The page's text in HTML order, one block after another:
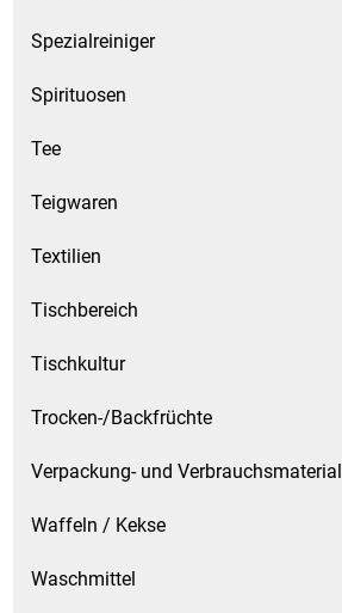
Spezialreiniger
Spirituosen
Tee
Teigwaren
Textilien
Tischbereich
Tischkultur
Trocken-/Backfrüchte
Verpackung- und Verbrauchsmaterial
Waffeln / Kekse
Waschmittel